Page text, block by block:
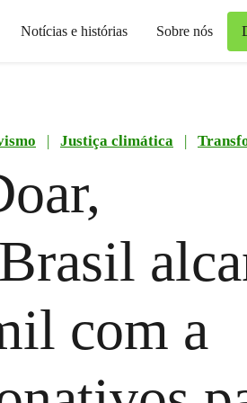
Notícias e histórias Sobre nós
| Justiça climática |
com a